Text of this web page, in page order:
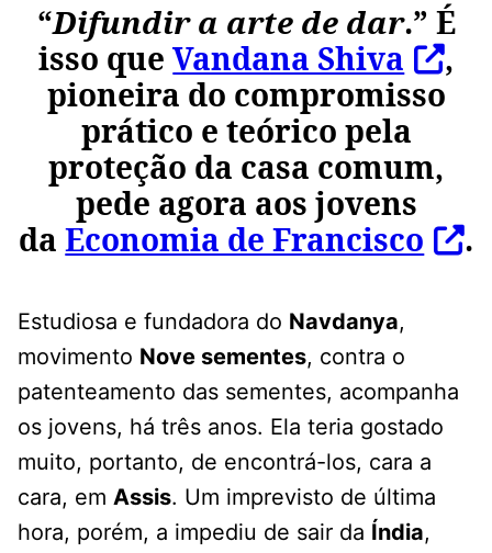
“Difundir a arte de dar.” É
isso queVandana Shiva
,
pioneira do compromisso
prático e teórico pela
proteção da casa comum,
pede agora aos jovens
daEconomia de Francisco .
Estudiosa e fundadora do Navdanya,
movimento Nove sementes, contra o
patenteamento das sementes, acompanha
os jovens, há três anos. Ela teria gostado
muito, portanto, de encontrá-los, cara a
cara, em Assis. Um imprevisto de última
hora, porém, a impediu de sair da Índia,